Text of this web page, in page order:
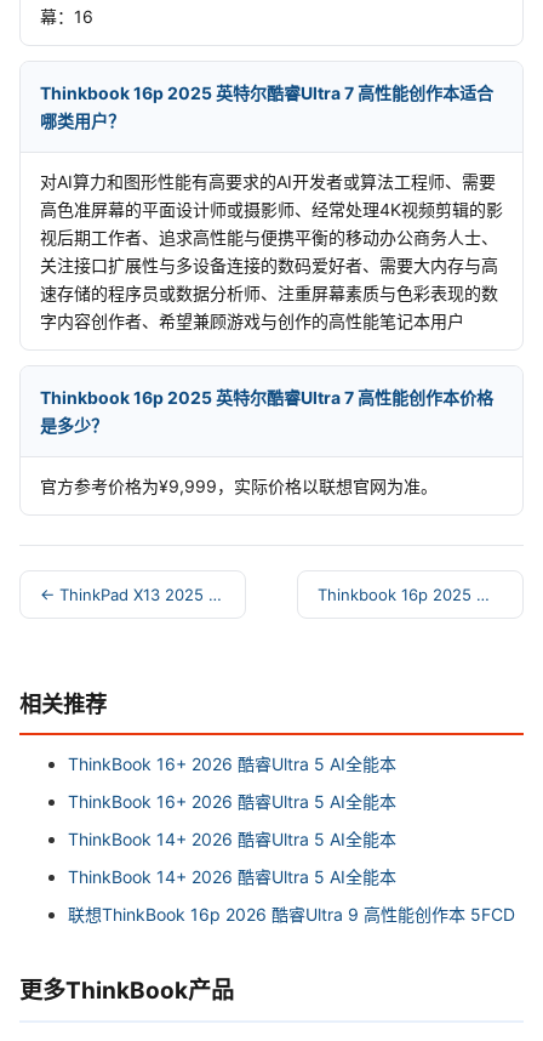
幕：16
Thinkbook 16p 2025 英特尔酷睿Ultra 7 高性能创作本适合
哪类用户？
对AI算力和图形性能有高要求的AI开发者或算法工程师、需要
高色准屏幕的平面设计师或摄影师、经常处理4K视频剪辑的影
视后期工作者、追求高性能与便携平衡的移动办公商务人士、
关注接口扩展性与多设备连接的数码爱好者、需要大内存与高
速存储的程序员或数据分析师、注重屏幕素质与色彩表现的数
字内容创作者、希望兼顾游戏与创作的高性能笔记本用户
Thinkbook 16p 2025 英特尔酷睿Ultra 7 高性能创作本价格
是多少？
官方参考价格为¥9,999，实际价格以联想官网为准。
← ThinkPad X13 2025 锐龙AI 7 PRO A Thinkbook 16p 2025 英特尔酷睿Ultra →
相关推荐
ThinkBook 16+ 2026 酷睿Ultra 5 AI全能本
ThinkBook 16+ 2026 酷睿Ultra 5 AI全能本
ThinkBook 14+ 2026 酷睿Ultra 5 AI全能本
ThinkBook 14+ 2026 酷睿Ultra 5 AI全能本
联想ThinkBook 16p 2026 酷睿Ultra 9 高性能创作本 5FCD
更多ThinkBook产品